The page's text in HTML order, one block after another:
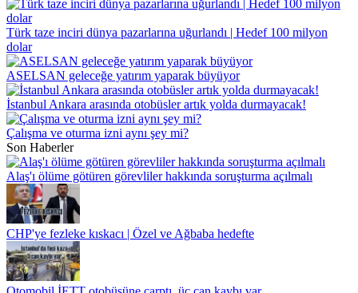
Türk taze inciri dünya pazarlarına uğurlandı | Hedef 100 milyon
dolar
ASELSAN geleceğe yatırım yaparak büyüyor
İstanbul Ankara arasında otobüsler artık yolda durmayacak!
Çalışma ve oturma izni aynı şey mi?
Son Haberler
Alaş'ı ölüme götüren görevliler hakkında soruşturma açılmalı
CHP'ye fezleke kıskacı | Özel ve Ağbaba hedefte